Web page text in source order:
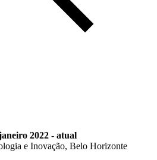
2022 - atual
e Inovação, Belo Horizonte